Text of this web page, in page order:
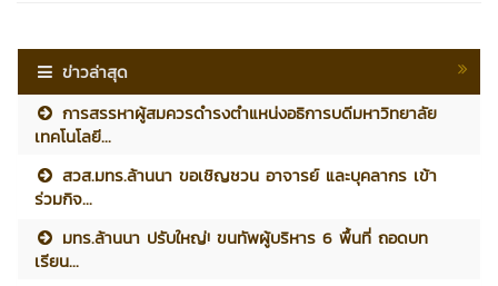
ข่าวล่าสุด
การสรรหาผู้สมควรดำรงตำแหน่งอธิการบดีมหาวิทยาลัย
เทคโนโลยี...
สวส.มทร.ล้านนา ขอเชิญชวน อาจารย์ และบุคลากร เข้า
ร่วมกิจ...
มทร.ล้านนา ปรับใหญ่! ขนทัพผู้บริหาร 6 พื้นที่ ถอดบท
เรียน...